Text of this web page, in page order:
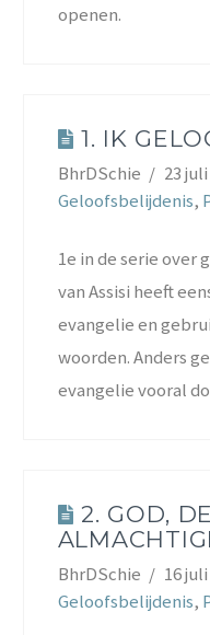
openen.
1. IK
BhrDSchie
23
Geloofsbelijdenis,
1e in de serie over
van Assisi heeft
evangelie en
woorden. Anders
evangelie vooral
2. GOD,
BhrDSchie
16
Geloofsbelijdenis,